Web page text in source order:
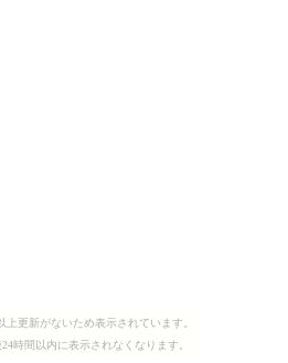
上更新がないため表示されています。
時間以内に表示されなくなります。